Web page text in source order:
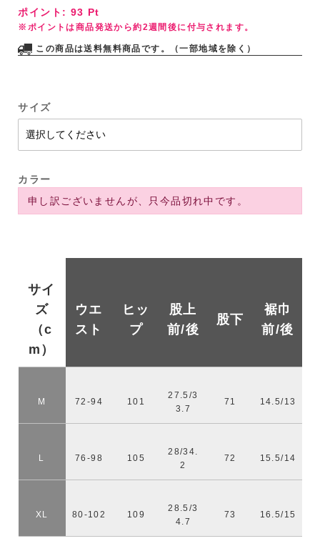
ポイント: 93 Pt
※ポイントは商品発送から約2週間後に付与されます。
この商品は送料無料商品です。（一部地域を除く）
サイズ
カラー
申し訳ございませんが、只今品切れ中です。
サイ
ズ
（c
m）
ウエ
スト
ヒッ
プ
股上
前/後
股下
裾巾
前/後
M 72-94 101
27.5/3
3.7
71 14.5/13
L 76-98 105
28/34.
2
72 15.5/14
XL 80-102 109
28.5/3
4.7
73 16.5/15